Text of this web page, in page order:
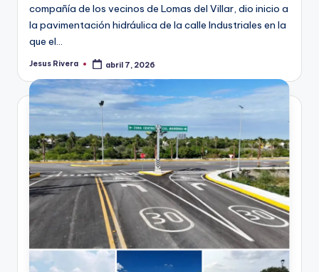
compañía de los vecinos de Lomas del Villar, dio inicio a
la pavimentación hidráulica de la calle Industriales en la
que el…
Publicado
Jesus Rivera abril 7, 2026